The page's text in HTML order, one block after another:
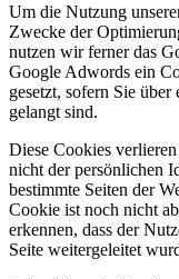
Um die Nutzung
Zwecke der
nutzen wir ferner das
Google Adwords ein
gesetzt, sofern Sie
gelangt sind.
Diese Cookies
nicht der persönlichen
bestimmte Seiten der
Cookie ist noch nicht
erkennen, dass der
Seite weitergeleitet